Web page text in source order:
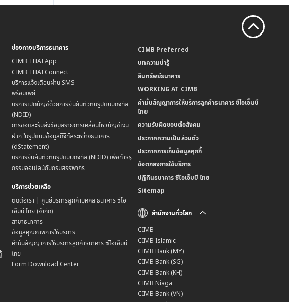
ช่องทางบริการธนาคาร
CIMB THAI App
CIMB THAI Connect
บริการแจ้งเตือนผ่าน SMS
พร้อมเพย์
บริการเปิดบัญชีด้วยการยืนยันตัวตนรูปแบบดิจิทัล
(NDID)
การขอและรับส่งข้อมูลรายการเคลื่อนไหวบัญชีเงิน
ฝาก ในรูปแบบข้อมูลดิจิทัลระหว่างธนาคาร
(dStatement)
บริการยืนยันตัวตนรูปแบบดิจิทัล (NDID) เพื่อทำธรุ
กรรมออนไลน์กับกรมสรรพากร
บริการช่วยเหลือ
ติดต่อเรา | ศูนย์บริการลูกค้าบุคคล ธนาคาร ซีไอ
เอ็มบี ไทย (จำกัด)
สาขาธนาคาร
ข้อมูลคุณภาพการให้บริการ
คำมั่นสัญญาการให้บริการลูกค้าธนาคาร ซีไอเอ็มบี
ไทย
Form Download Center
CIMB Preferred
บทความน่ารู้
สินทรัพย์ธนาคาร
WORKING AT CIMB
คำมั่นสัญญาการให้บริการลูกค้าธนาคาร ซีไอเอ็มบี
ไทย
ความรับผิดชอบต่อสังคม
ประกาศความเป็นส่วนตัว
ประกาศการเก็บข้อมูลคุกกี้
ข้อตกลงการใช้บริการ
ปฏิทินธนาคาร ซีไอเอ็มบี ไทย
Sitemap
สำนักงานทั่วโลก
CIMB
CIMB Islamic
CIMB Bank (MY)
CIMB Bank (SG)
CIMB Bank (KH)
CIMB Niaga
CIMB Bank (VN)